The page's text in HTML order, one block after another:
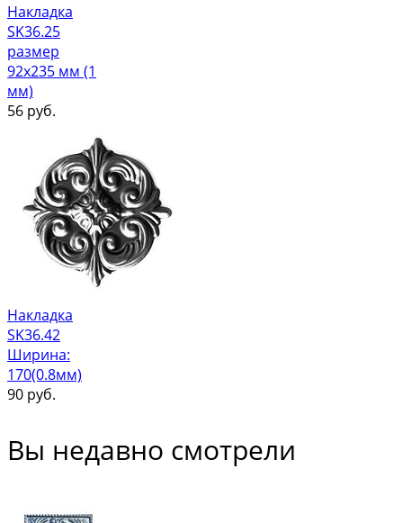
Накладка
SK36.25
размер
92х235 мм (1
мм)
56 руб.
Накладка
SK36.42
Ширина:
170(0.8мм)
90 руб.
Вы недавно смотрели